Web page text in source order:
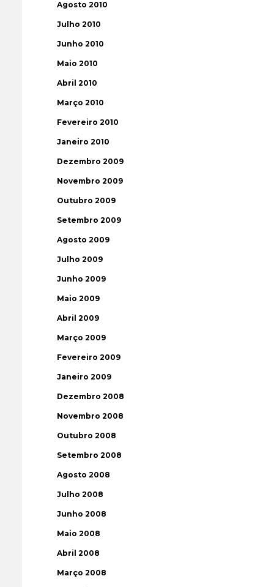
Agosto 2010
Julho 2010
Junho 2010
Maio 2010
Abril 2010
Março 2010
Fevereiro 2010
Janeiro 2010
Dezembro 2009
Novembro 2009
Outubro 2009
Setembro 2009
Agosto 2009
Julho 2009
Junho 2009
Maio 2009
Abril 2009
Março 2009
Fevereiro 2009
Janeiro 2009
Dezembro 2008
Novembro 2008
Outubro 2008
Setembro 2008
Agosto 2008
Julho 2008
Junho 2008
Maio 2008
Abril 2008
Março 2008